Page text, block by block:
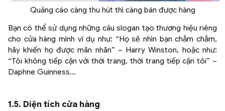
Quảng cáo càng thu hút thì càng bán được hàng
Bạn có thể sử dụng những câu slogan tạo thương hiệu riêng
cho cửa hàng mình ví dụ như: “Họ sẽ nhìn bạn chằm chằm,
hãy khiến họ được mãn nhãn” – Harry Winston, hoặc như:
“Tôi không tiếp cận với thời trang, thời trang tiếp cận tôi” –
Daphne Guinness…
1.5. Diện tích cửa hàng